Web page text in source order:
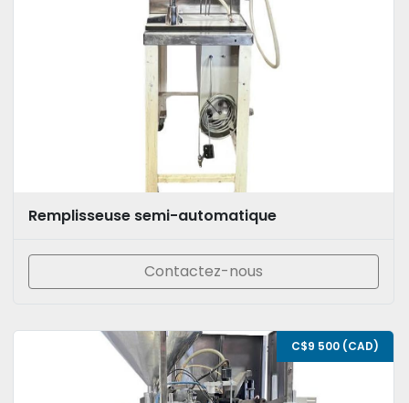
Remplisseuse semi-automatique
Contactez-nous
C$9 500 (CAD)